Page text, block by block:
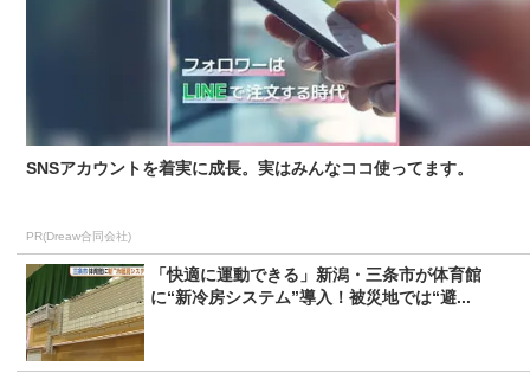
SNSアカウントを着実に成長。実はみんなココ使ってます。
PR(Dreaw合同会社)
「快適に運動できる」新潟・三条市が体育館
に“新冷房システム”導入！被災地では“避...